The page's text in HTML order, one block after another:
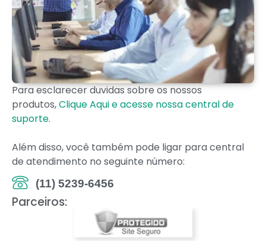
Para esclarecer duvidas sobre os nossos
produtos,Clique Aqui e acesse nossa central de
suporte.
Além disso, você também pode ligar para central
de atendimento no seguinte número:
(11) 5239-6456
Parceiros: